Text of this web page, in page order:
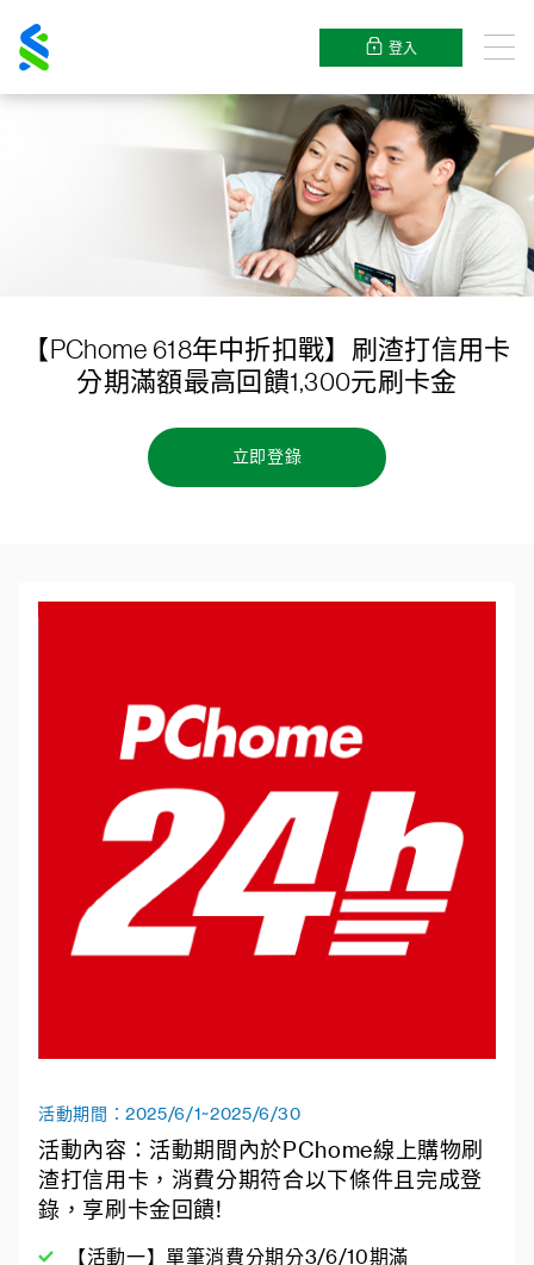
打
登入
目
【PChome 618年中折扣戰】刷渣打信用卡
分期滿額最高回饋1,300元刷卡金
立即登錄
活動期間：2025/6/1~2025/6/30
活動內容：活動期間內於PChome線上購物刷
渣打信用卡，消費分期符合以下條件且完成登
錄，享刷卡金回饋!
【活動一】單筆消費分期分3/6/10期滿